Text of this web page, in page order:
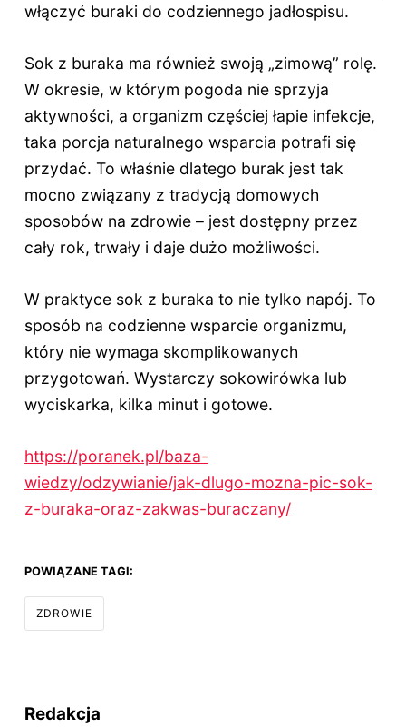
włączyć buraki do codziennego jadłospisu.
Sok z buraka ma również swoją „zimową” rolę.
W okresie, w którym pogoda nie sprzyja
aktywności, a organizm częściej łapie infekcje,
taka porcja naturalnego wsparcia potrafi się
przydać. To właśnie dlatego burak jest tak
mocno związany z tradycją domowych
sposobów na zdrowie – jest dostępny przez
cały rok, trwały i daje dużo możliwości.
W praktyce sok z buraka to nie tylko napój. To
sposób na codzienne wsparcie organizmu,
który nie wymaga skomplikowanych
przygotowań. Wystarczy sokowirówka lub
wyciskarka, kilka minut i gotowe.
https://poranek.pl/baza-
wiedzy/odzywianie/jak-dlugo-mozna-pic-sok-
z-buraka-oraz-zakwas-buraczany/
POWIĄZANE TAGI:
ZDROWIE
Redakcja